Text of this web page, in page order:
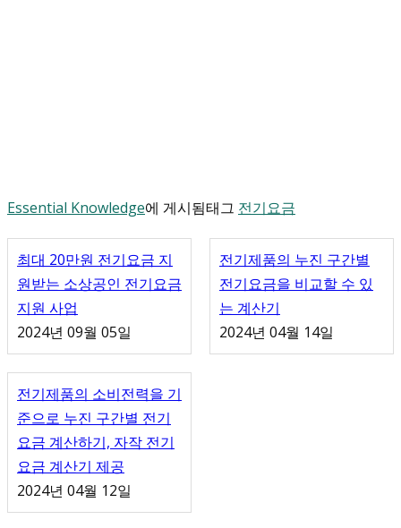
Essential Knowledge에 게시됨태그 전기요금
최대 20만원 전기요금 지
원받는 소상공인 전기요금
지원 사업
2024년 09월 05일
전기제품의 누진 구간별
전기요금을 비교할 수 있
는 계산기
2024년 04월 14일
전기제품의 소비전력을 기
준으로 누진 구간별 전기
요금 계산하기, 자작 전기
요금 계산기 제공
2024년 04월 12일